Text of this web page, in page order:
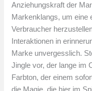
Anziehungskraft der
Markenklangs, um eine
Verbraucher
Interaktionen in
Marke unvergesslich.
Jingle vor, der lange im
Farbton, der einem